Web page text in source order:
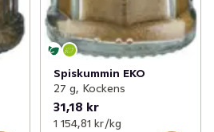
Spiskummin EKO
27 g, Kockens
31,18 kr
1 154,81 kr /kg